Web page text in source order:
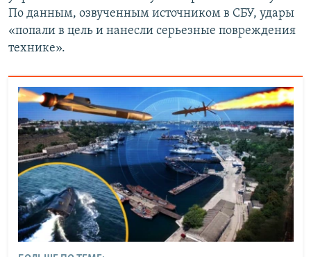
По данным, озвученным источником в СБУ, удары
«попали в цель и нанесли серьезные повреждения
технике».